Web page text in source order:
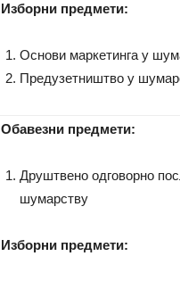
Изборни предмети:
Основи маркетинга у
Предузетништво у
Обавезни предмети:
Друштвено одговорно
шумарству
Изборни предмети: